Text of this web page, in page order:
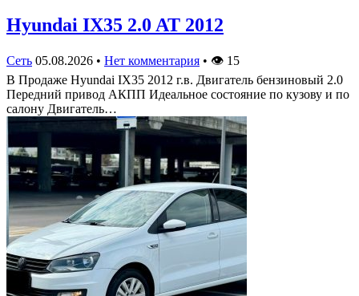
Hyundai IX35 2.0 AT 2012
Сеть 05.08.2026 • Нет комментария • 👁 15
В Продаже Hyundai IX35 2012 г.в. Двигатель бензиновый 2.0
Передний привод АКПП Идеальное состояние по кузову и по
салону Двигатель…